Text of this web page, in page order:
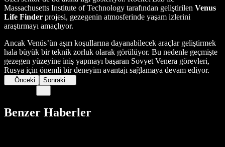
Massachusetts Institute of Technology tarafından geliştirilen Venus
Life Finder projesi, gezegenin atmosferinde yaşam izlerini
araştırmayı amaçlıyor.
Ancak Venüs’ün aşırı koşullarına dayanabilecek araçlar geliştirmek
hala büyük bir teknik zorluk olarak görülüyor. Bu nedenle geçmişte
gezegen yüzeyine iniş yapmayı başaran Sovyet Venera görevleri,
Rusya için önemli bir deneyim avantajı sağlamaya devam ediyor.
Önceki Sonraki
Benzer Haberler